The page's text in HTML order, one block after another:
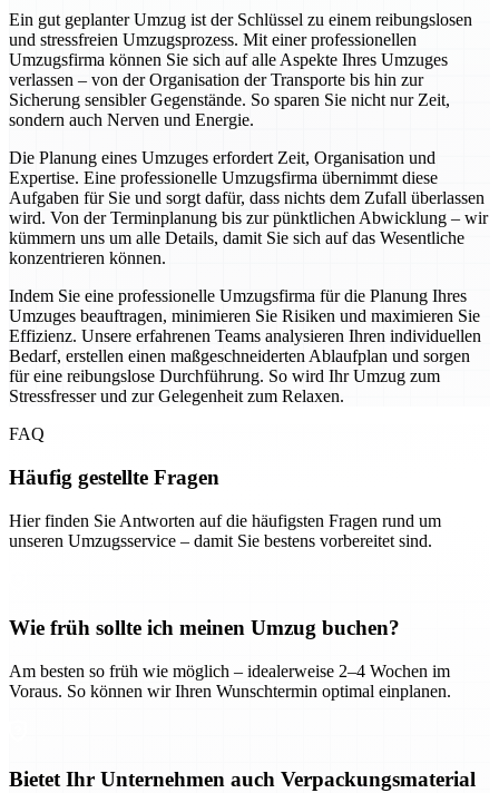
Ein gut geplanter Umzug ist der Schlüssel zu einem reibungslosen
und stressfreien Umzugsprozess. Mit einer professionellen
Umzugsfirma können Sie sich auf alle Aspekte Ihres Umzuges
verlassen – von der Organisation der Transporte bis hin zur
Sicherung sensibler Gegenstände. So sparen Sie nicht nur Zeit,
sondern auch Nerven und Energie.
Die Planung eines Umzuges erfordert Zeit, Organisation und
Expertise. Eine professionelle Umzugsfirma übernimmt diese
Aufgaben für Sie und sorgt dafür, dass nichts dem Zufall überlassen
wird. Von der Terminplanung bis zur pünktlichen Abwicklung – wir
kümmern uns um alle Details, damit Sie sich auf das Wesentliche
konzentrieren können.
Indem Sie eine professionelle Umzugsfirma für die Planung Ihres
Umzuges beauftragen, minimieren Sie Risiken und maximieren Sie
Effizienz. Unsere erfahrenen Teams analysieren Ihren individuellen
Bedarf, erstellen einen maßgeschneiderten Ablaufplan und sorgen
für eine reibungslose Durchführung. So wird Ihr Umzug zum
Stressfresser und zur Gelegenheit zum Relaxen.
FAQ
Häufig gestellte Fragen
Hier finden Sie Antworten auf die häufigsten Fragen rund um
unseren Umzugsservice – damit Sie bestens vorbereitet sind.
Wie früh sollte ich meinen Umzug buchen?
Am besten so früh wie möglich – idealerweise 2–4 Wochen im
Voraus. So können wir Ihren Wunschtermin optimal einplanen.
Bietet Ihr Unternehmen auch Verpackungsmaterial